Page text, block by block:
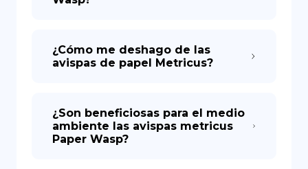
¿Cómo me deshago de las
avispas de papel Metricus?
¿Son beneficiosas para el medio
ambiente las avispas metricus
Paper Wasp?